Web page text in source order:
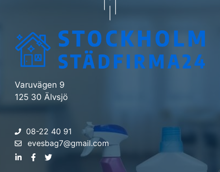
Varuvägen 9
125 30 Älvsjö
08-22 40 91
evesbag7@gmail.com